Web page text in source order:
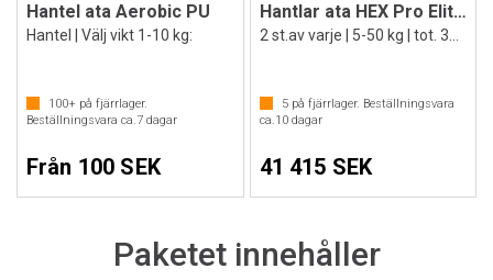
Hantel ata Aerobic PU
Hantel | Välj vikt 1-10 kg:
100+ på fjärrlager.
Beställningsvara ca.7 dagar
Från 100 SEK
Hantlar ata HEX Pro Elite Set
5på fjärrlager. Beställningsvara
ca.10dagar
41 415 SEK
Paketet innehåller